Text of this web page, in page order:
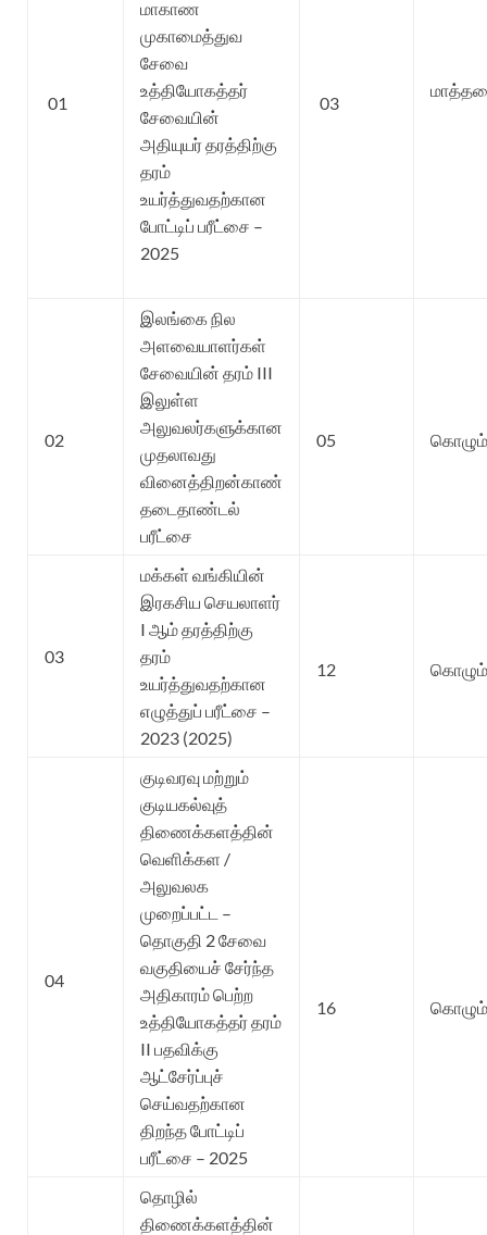
01
மாகாண
முகாமைத்துவ
சேவை
உத்தியோகத்தர்
சேவையின்
அதியுயர் தரத்திற்கு
தரம்
உயர்த்துவதற்கான
போட்டிப் பரீட்சை –
2025
03
02
இலங்கை நில
அளவையாளர்கள்
சேவையின் தரம் III
இலுள்ள
அலுவலர்களுக்கான
முதலாவது
வினைத்திறன்காண்
தடைதாண்டல்
பரீட்சை
05
03
மக்கள் வங்கியின்
இரகசிய செயலாளர்
I ஆம் தரத்திற்கு
தரம்
உயர்த்துவதற்கான
எழுத்துப் பரீட்சை –
2023 (2025)
12
04
குடிவரவு மற்றும்
குடியகல்வுத்
திணைக்களத்தின்
வெளிக்கள /
அலுவலக
முறைப்பட்ட –
தொகுதி 2 சேவை
வகுதியைச் சேர்ந்த
அதிகாரம் பெற்ற
உத்தியோகத்தர் தரம்
II பதவிக்கு
ஆட்சேர்ப்புச்
செய்வதற்கான
திறந்த போட்டிப்
பரீட்சை – 2025
16
தொழில்
திணைக்களத்தின்